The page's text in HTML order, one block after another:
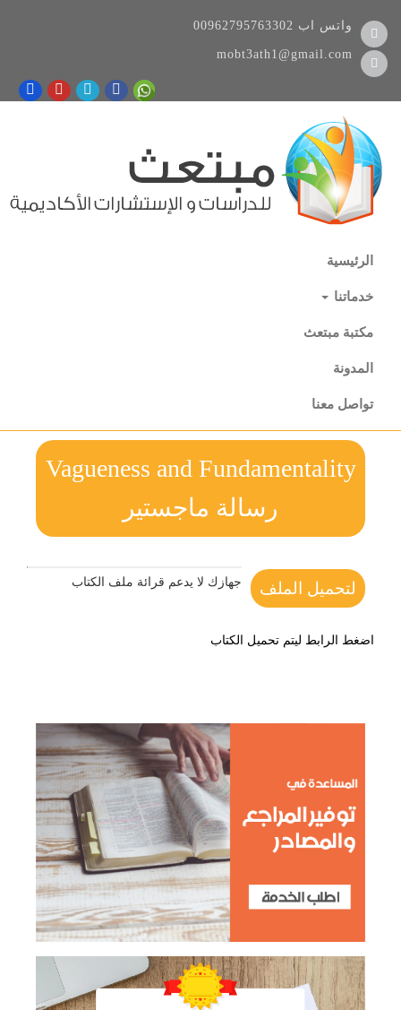
00962795763302 واتس اب
mobt3ath1@gmail.com
الرئيسية
خدماتنا
مكتبة مبتعث
المدونة
تواصل معنا
Vagueness and Fundamentality
رسالة ماجستير
لتحميل الملف جهازك لا يدعم قرائة ملف الكتاب
اضغط الرابط ليتم تحميل الكتاب